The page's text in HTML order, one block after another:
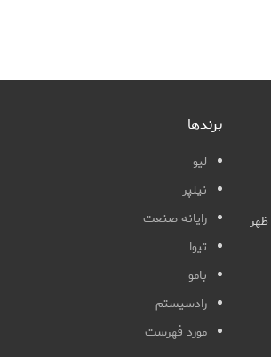
برندها
لیو
نیلپر
رایانه صنعت
تیوا
بامو
رادسیستم
مورد فهرست